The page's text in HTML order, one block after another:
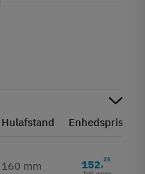
Hulafstand Enhedspris
160 mm 152,25